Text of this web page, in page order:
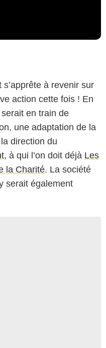
à revenir sur
action cette fois ! En
en train de
une adaptation de la
direction du
, à qui l’on doit déjà Les
la Charité. La société
serait également